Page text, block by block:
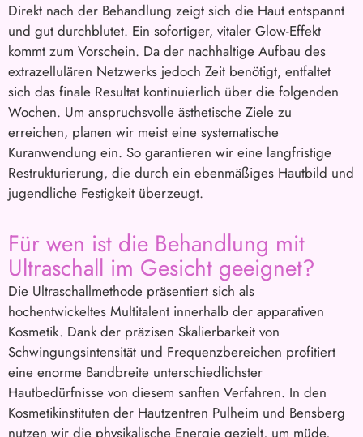
Direkt nach der Behandlung zeigt sich die Haut entspannt
und gut durchblutet. Ein sofortiger, vitaler Glow-Effekt
kommt zum Vorschein. Da der nachhaltige Aufbau des
extrazellulären Netzwerks jedoch Zeit benötigt, entfaltet
sich das finale Resultat kontinuierlich über die folgenden
Wochen. Um anspruchsvolle ästhetische Ziele zu
erreichen, planen wir meist eine systematische
Kuranwendung ein. So garantieren wir eine langfristige
Restrukturierung, die durch ein ebenmäßiges Hautbild und
jugendliche Festigkeit überzeugt.
Für wen ist die Behandlung mit
Ultraschall im Gesicht geeignet?
Die Ultraschallmethode präsentiert sich als
hochentwickeltes Multitalent innerhalb der apparativen
Kosmetik. Dank der präzisen Skalierbarkeit von
Schwingungsintensität und Frequenzbereichen profitiert
eine enorme Bandbreite unterschiedlichster
Hautbedürfnisse von diesem sanften Verfahren. In den
Kosmetikinstituten der Hautzentren Pulheim und Bensberg
nutzen wir die physikalische Energie gezielt, um müde,